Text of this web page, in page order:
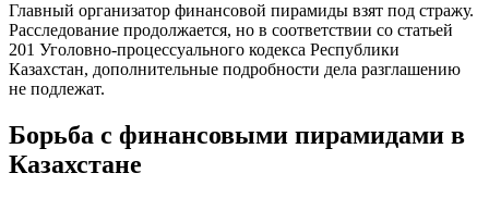
Главный организатор финансовой пирамиды взят под стражу.
Расследование продолжается, но в соответствии со статьей
201 Уголовно-процессуального кодекса Республики
Казахстан, дополнительные подробности дела разглашению
не подлежат.
Борьба с финансовыми пирамидами в
Казахстане